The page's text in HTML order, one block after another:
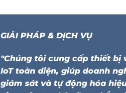
GIẢI PHÁP & DỊCH VỤ
"Chúng tôi cung cấp thiết bị
IoT toàn diện, giúp doanh
giám sát và tự động hóa